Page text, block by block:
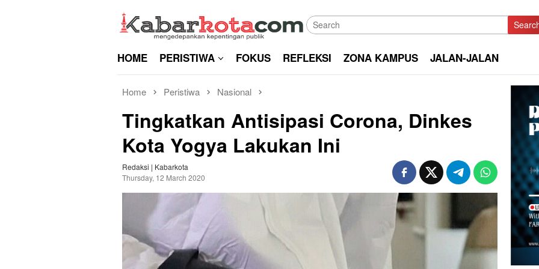
HOME PERISTIWA FOKUS REFLEKSI ZONA KAMPUS JALAN-JALAN
Home Peristiwa Nasional
Tingkatkan Antisipasi Corona, Dinkes
Kota Yogya Lakukan Ini
Redaksi | Kabarkota
Thursday, 12 March 2020